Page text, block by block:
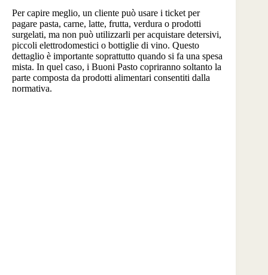
Per capire meglio, un cliente può usare i ticket per
pagare pasta, carne, latte, frutta, verdura o prodotti
surgelati, ma non può utilizzarli per acquistare detersivi,
piccoli elettrodomestici o bottiglie di vino. Questo
dettaglio è importante soprattutto quando si fa una spesa
mista. In quel caso, i Buoni Pasto copriranno soltanto la
parte composta da prodotti alimentari consentiti dalla
normativa.